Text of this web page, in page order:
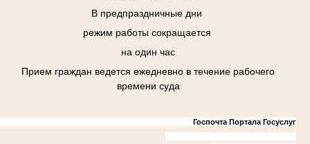
В предпраздничные дни
режим работы сокращается
на один час
Прием граждан ведется ежедневно в течение рабочего
времени суда
Госпочта Портала Госуслуг